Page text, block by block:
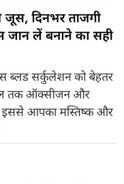
जूस, दिनभर ताजगी
जान लें बनाने का सही
ब्लड सर्कुलेशन को बेहतर
तक ऑक्सीजन और
इससे आपका मस्तिष्क और